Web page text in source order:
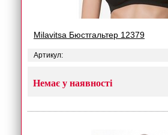
Milavitsa Бюстгальтер 12379
Артикул:
Немає у наявності